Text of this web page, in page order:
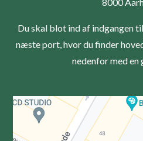
Du skal blot ind af indgangen
næste port, hvor du finder
nedenfor med en